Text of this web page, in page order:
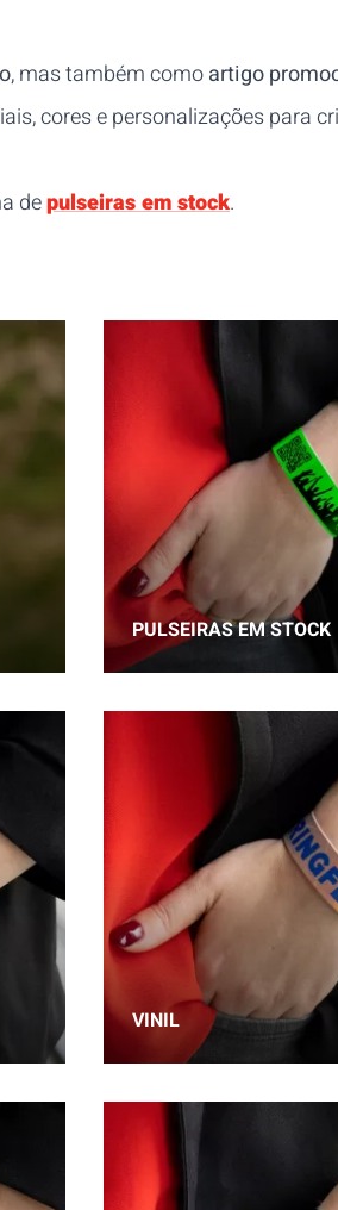
, mas também comoartigo
cores e personalizações para
depulseiras em stock.
PULSEIRAS EM STOCK
VINIL